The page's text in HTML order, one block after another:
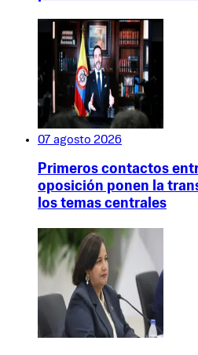
07 agosto 2026
Primeros contactos
oposición ponen la
los temas centrales